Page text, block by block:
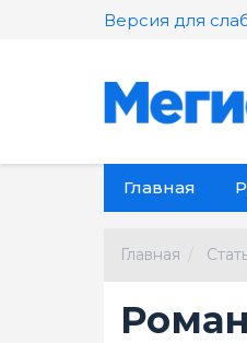
Версия для
Главная
Главная